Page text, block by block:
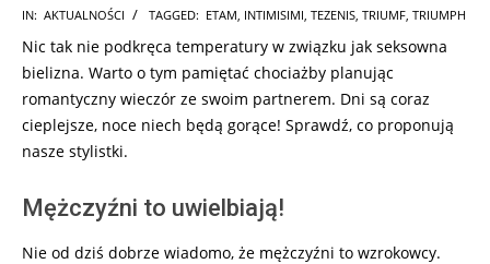
2025-
06-
04
IN: AKTUALNOŚCI TAGGED: ETAM INTIMISIMI TEZENIS TRIUMF TRIUMPH
Nic tak nie podkręca temperatury w związku jak seksowna
bielizna. Warto o tym pamiętać chociażby planując
romantyczny wieczór ze swoim partnerem. Dni są coraz
cieplejsze, noce niech będą gorące! Sprawdź, co proponują
nasze stylistki.
Mężczyźni to uwielbiają!
Nie od dziś dobrze wiadomo, że mężczyźni to wzrokowcy.